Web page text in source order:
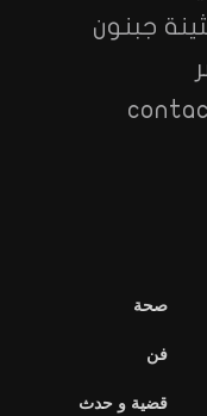
جبنون
صحة
فن
قضية و حدث